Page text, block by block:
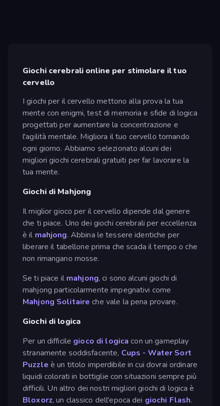
Giochi cerebrali online per stimolare il tuo
cervello
I giochi per il cervello mettono alla prova la tua
mente con enigmi, test di memoria e sfide di logica
progettati per aumentare la concentrazione e
l'agilità mentale. Migliora il tuo cervello tornando
ogni giorno. Abbiamo selezionato alcuni dei
migliori giochi cerebrali gratuiti per far lavorare la
tua mente.
Giochi di Mahjong
Il miglior gioco per il cervello dipende dal genere
che ti piace. Uno dei giochi cerebrali per eccellenza
è il mahjong. Abbina le tessere identiche per
liberare il tabellone prima che scada il tempo o che
non rimangano mosse.
Se ti piace ilmahjong, ci sono alcuni giochi di
mahjong particolarmente impegnativi come
Mahjong Solitaire che vale la pena provare.
Giochi di logica
Per un difficile gioco di logica con un gameplay
stranamente soddisfacente, Cups - Water Sort
Puzzle è un titolo imperdibile in cui dovrai ordinare
liquidi colorati in bottiglie con situazioni sempre più
difficili. Un altro dei nostri migliori giochi di logica è
Bloxorz, un classico dell'epoca dei giochi Flash.